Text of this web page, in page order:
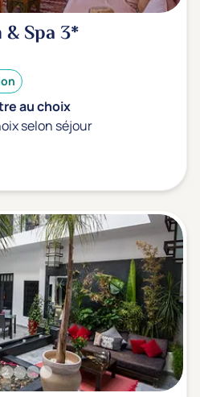
Spa 3*
au choix
selon séjour